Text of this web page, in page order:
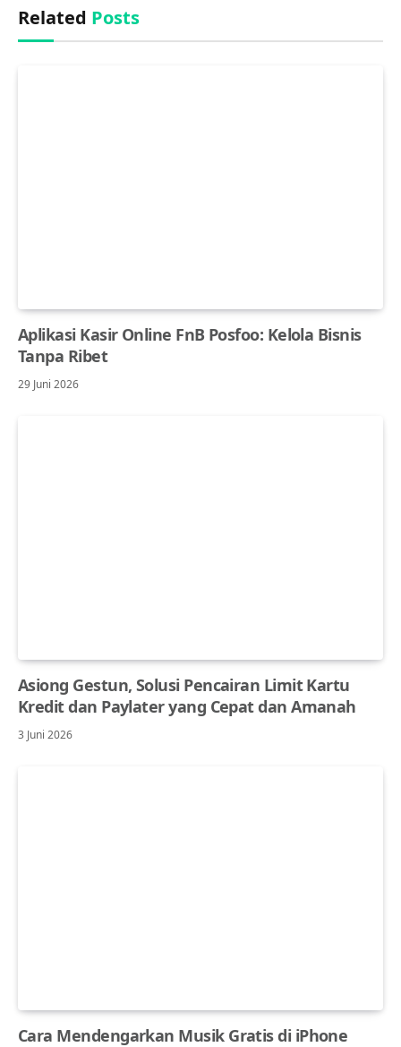
Related Posts
Aplikasi Kasir Online FnB Posfoo: Kelola Bisnis
Tanpa Ribet
29 Juni 2026
Asiong Gestun, Solusi Pencairan Limit Kartu
Kredit dan Paylater yang Cepat dan Amanah
3 Juni 2026
Cara Mendengarkan Musik Gratis di iPhone